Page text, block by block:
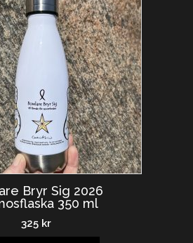
Bryr Sig 2026
350 ml
325 kr